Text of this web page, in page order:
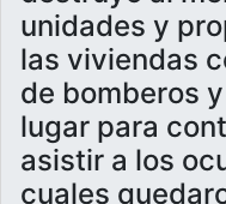
unidades y
las viviendas
de bomberos
lugar para
asistir a los
cuales